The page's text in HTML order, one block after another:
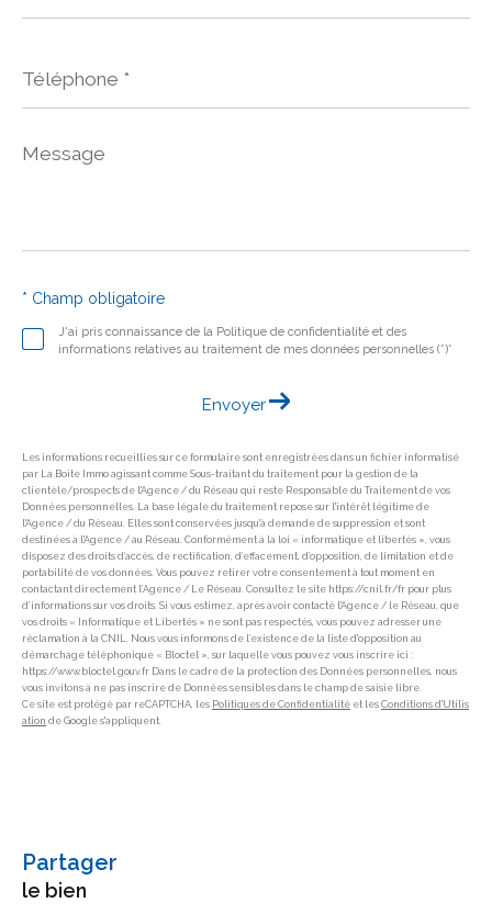
*
Message
*
J'ai pris connaissance de la Politique de confidentialité et des
informations relatives au traitement de mes données personnelles (*)*
* Champ obligatoire
Envoyer
Les informations recueillies sur ce formulaire sont enregistrées dans un fichier informatisé
par La Boite Immo agissant comme Sous-traitant du traitement pour la gestion de la
clientèle/prospects de l'Agence / du Réseau qui reste Responsable du Traitement de vos
Données personnelles. La base légale du traitement repose sur l'intérêt légitime de
l'Agence / du Réseau. Elles sont conservées jusqu'à demande de suppression et sont
destinées à l'Agence / au Réseau. Conformément à la loi « informatique et libertés », vous
disposez des droits d’accès, de rectification, d’effacement, d’opposition, de limitation et de
portabilité de vos données. Vous pouvez retirer votre consentement à tout moment en
contactant directement l’Agence / Le Réseau. Consultez le site https://cnil.fr/fr pour plus
d’informations sur vos droits. Si vous estimez, après avoir contacté l'Agence / le Réseau, que
vos droits « Informatique et Libertés » ne sont pas respectés, vous pouvez adresser une
réclamation à la CNIL. Nous vous informons de l’existence de la liste d'opposition au
démarchage téléphonique « Bloctel », sur laquelle vous pouvez vous inscrire ici :
https://www.bloctel.gouv.fr Dans le cadre de la protection des Données personnelles, nous
vous invitons à ne pas inscrire de Données sensibles dans le champ de saisie libre.
Ce site est protégé par reCAPTCHA, les Politiques de Confidentialité et les Conditions d'Utilis
ation de Google s'appliquent.
partager
le bien